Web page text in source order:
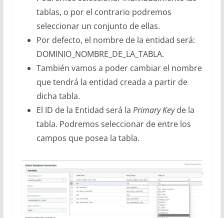
tablas, o por el contrario podremos
seleccionar un conjunto de ellas.
Por defecto, el nombre de la entidad será:
DOMINIO_NOMBRE_DE_LA_TABLA.
También vamos a poder cambiar el nombre
que tendrá la entidad creada a partir de
dicha tabla.
El ID de la Entidad será la Primary Keyde la
tabla. Podremos seleccionar de entre los
campos que posea la tabla.